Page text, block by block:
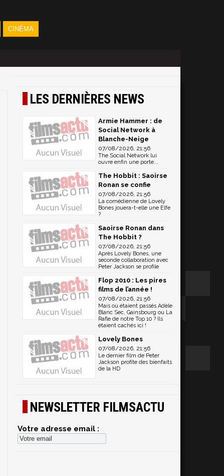
CINÉMA
LES DERNIÈRES NEWS
Armie Hammer : de
Social Network à
Blanche-Neige
07/08/2026, 21:56
The Social Network lui
ouvre enfin une porte...
The Hobbit : Saoirse
Ronan se confie
07/08/2026, 21:56
La comédienne de Lovely
Bones jouera-t-elle une Elfe
?
Saoirse Ronan dans
The Hobbit ?
07/08/2026, 21:56
Après Lovely Bones, une
seconde collaboration avec
Peter Jackson se profile
Flop 2010 : Les pires
films de l’année !
07/08/2026, 21:56
Mais où étaient passés Adèle
Blanc Sec, Gainsbourg ou La
Rafle de notre Top 10 ? Ils
étaient cachés ici !
Lovely Bones
07/08/2026, 21:56
Le dernier film de Peter
Jackson profite des bienfaits
de la HD
NEWSLETTER FILMSACTU
Votre adresse email :